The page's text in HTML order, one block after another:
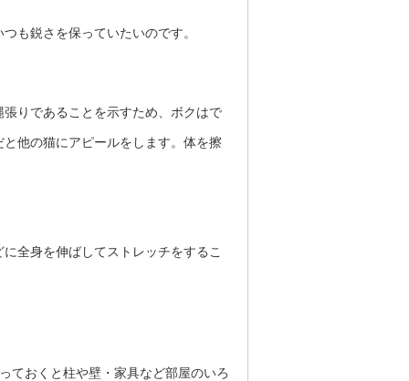
も鋭さを保っていたいのです。
りであることを示すため、ボクはで
他の猫にアピールをします。体を擦
全身を伸ばしてストレッチをするこ
ておくと柱や壁・家具など部屋のいろ